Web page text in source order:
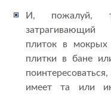
И, пожалуй,
затрагивающий
плиток в мокрых
плитки в бане
имеет та или